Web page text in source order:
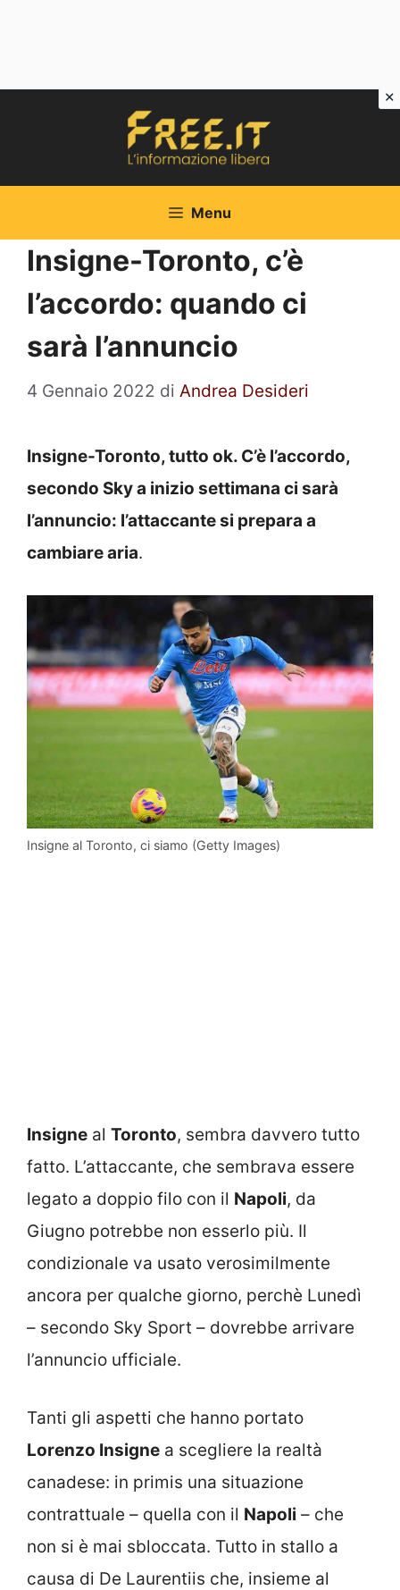
Menu
Insigne-Toronto, c’è
l’accordo: quando ci
sarà l’annuncio
4 Gennaio 2022 di Andrea Desideri
Insigne-Toronto, tutto ok. C’è l’accordo,
secondo Sky a inizio settimana ci sarà
l’annuncio: l’attaccante si prepara a
cambiare aria.
Insigne al Toronto, ci siamo (Getty Images)
Insigne al Toronto, sembra davvero tutto
fatto. L’attaccante, che sembrava essere
legato a doppio filo con il Napoli, da
Giugno potrebbe non esserlo più. Il
condizionale va usato verosimilmente
ancora per qualche giorno, perchè Lunedì
– secondo Sky Sport – dovrebbe arrivare
l’annuncio ufficiale.
Tanti gli aspetti che hanno portato
Lorenzo Insigne a scegliere la realtà
canadese: in primis una situazione
contrattuale – quella con il Napoli – che
non si è mai sbloccata. Tutto in stallo a
causa di De Laurentiis che, insieme al